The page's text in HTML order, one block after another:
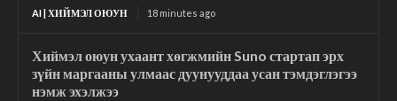
AI | ХИЙМЭЛ ОЮУН 18 minutes ago
Хиймэл оюун ухаант хөгжмийн Suno стартап эрх
зүйн маргааны улмаас дуунууддаа усан тэмдэглэгээ
нэмж эхэлжээ